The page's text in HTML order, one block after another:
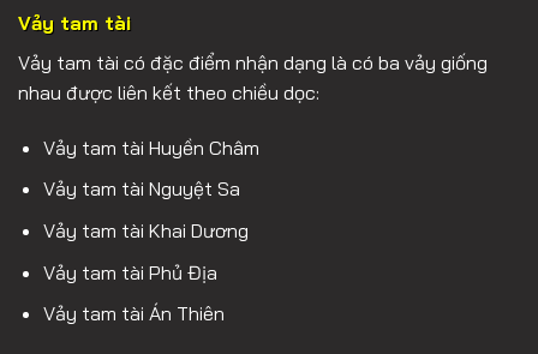
Vảy tam tài
Vảy tam tài có đặc điểm nhận dạng là có ba vảy giống
nhau được liên kết theo chiều dọc:
Vảy tam tài Huyền Châm
Vảy tam tài Nguyệt Sa
Vảy tam tài Khai Dương
Vảy tam tài Phủ Địa
Vảy tam tài Án Thiên